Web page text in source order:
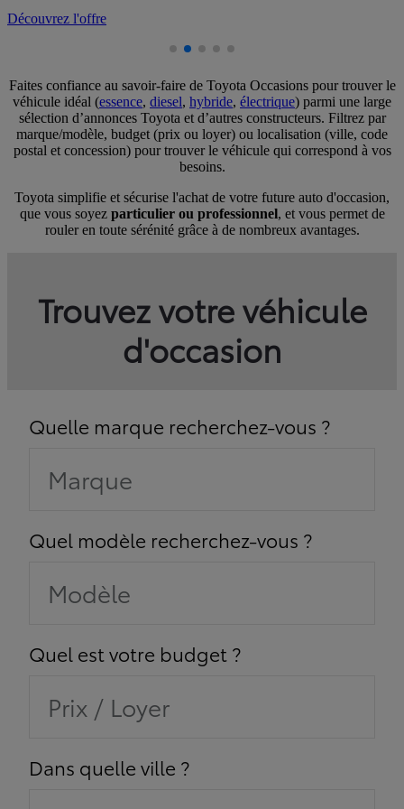
Faites confiance au savoir-faire de Toyota Occasions pour trouver le
véhicule idéal (essence, diesel, hybride, électrique) parmi une large
sélection d’annonces Toyota et d’autres constructeurs. Filtrez par
marque/modèle, budget (prix ou loyer) ou localisation (ville, code
postal et concession) pour trouver le véhicule qui correspond à vos
besoins.
Toyota simplifie et sécurise l'achat de votre future auto d'occasion,
que vous soyez particulier ou professionnel, et vous permet de
rouler en toute sérénité grâce à de nombreux avantages.
Trouvez votre véhicule
d'occasion
Quelle marque recherchez-vous ?
Marque
Quel modèle recherchez-vous ?
Modèle
Quel est votre budget ?
Prix / Loyer
Dans quelle ville ?